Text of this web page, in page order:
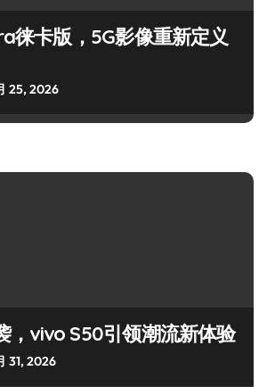
徕卡版，5G影像重新定义
25, 2026
，vivo S50引领潮流新体验
31, 2026